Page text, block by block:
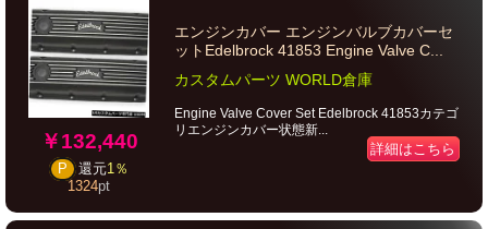
￥132,440
P 還元1％
1324pt
エンジンカバー エンジンバルブカバーセ
ットEdelbrock 41853 Engine Valve C...
カスタムパーツ WORLD倉庫
Engine Valve Cover Set Edelbrock 41853カテゴ
リエンジンカバー状態新...
詳細はこちら